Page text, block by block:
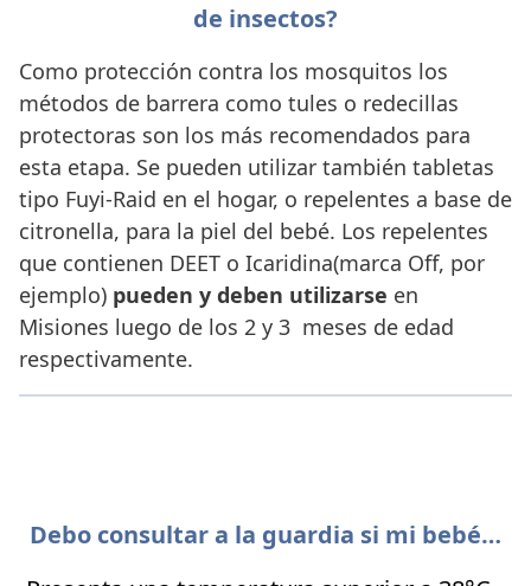
de insectos?
Como protección contra los mosquitos los
métodos de barrera como tules o redecillas
protectoras son los más recomendados para
esta etapa. Se pueden utilizar también tabletas
tipo Fuyi-Raid en el hogar, o repelentes a base de
citronella, para la piel del bebé. Los repelentes
que contienen DEET o Icaridina(marca Off, por
ejemplo) pueden y deben utilizarse en
Misiones luego de los 2 y 3 meses de edad
respectivamente.
Debo consultar a la guardia si mi bebé…